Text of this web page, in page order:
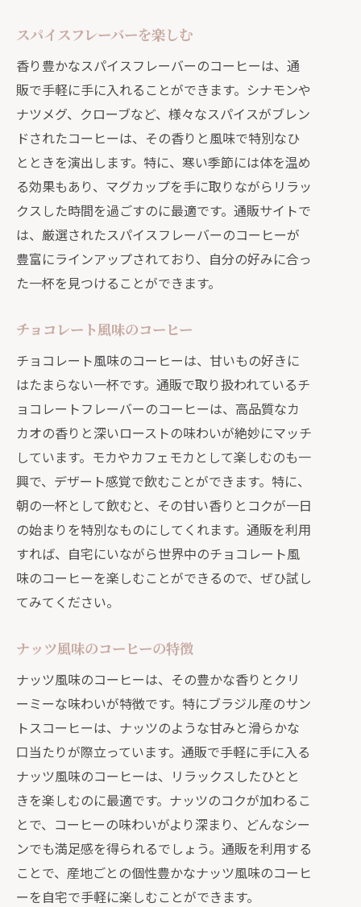
スパイスフレーバーを楽しむ
香り豊かなスパイスフレーバーのコーヒーは、通
販で手軽に手に入れることができます。シナモンや
ナツメグ、クローブなど、様々なスパイスがブレン
ドされたコーヒーは、その香りと風味で特別なひ
とときを演出します。特に、寒い季節には体を温め
る効果もあり、マグカップを手に取りながらリラッ
クスした時間を過ごすのに最適です。通販サイトで
は、厳選されたスパイスフレーバーのコーヒーが
豊富にラインアップされており、自分の好みに合っ
た一杯を見つけることができます。
チョコレート風味のコーヒー
チョコレート風味のコーヒーは、甘いもの好きに
はたまらない一杯です。通販で取り扱われているチ
ョコレートフレーバーのコーヒーは、高品質なカ
カオの香りと深いローストの味わいが絶妙にマッチ
しています。モカやカフェモカとして楽しむのも一
興で、デザート感覚で飲むことができます。特に、
朝の一杯として飲むと、その甘い香りとコクが一日
の始まりを特別なものにしてくれます。通販を利用
すれば、自宅にいながら世界中のチョコレート風
味のコーヒーを楽しむことができるので、ぜひ試し
てみてください。
ナッツ風味のコーヒーの特徴
ナッツ風味のコーヒーは、その豊かな香りとクリ
ーミーな味わいが特徴です。特にブラジル産のサン
トスコーヒーは、ナッツのような甘みと滑らかな
口当たりが際立っています。通販で手軽に手に入る
ナッツ風味のコーヒーは、リラックスしたひとと
きを楽しむのに最適です。ナッツのコクが加わるこ
とで、コーヒーの味わいがより深まり、どんなシー
ンでも満足感を得られるでしょう。通販を利用する
ことで、産地ごとの個性豊かなナッツ風味のコーヒ
ーを自宅で手軽に楽しむことができます。